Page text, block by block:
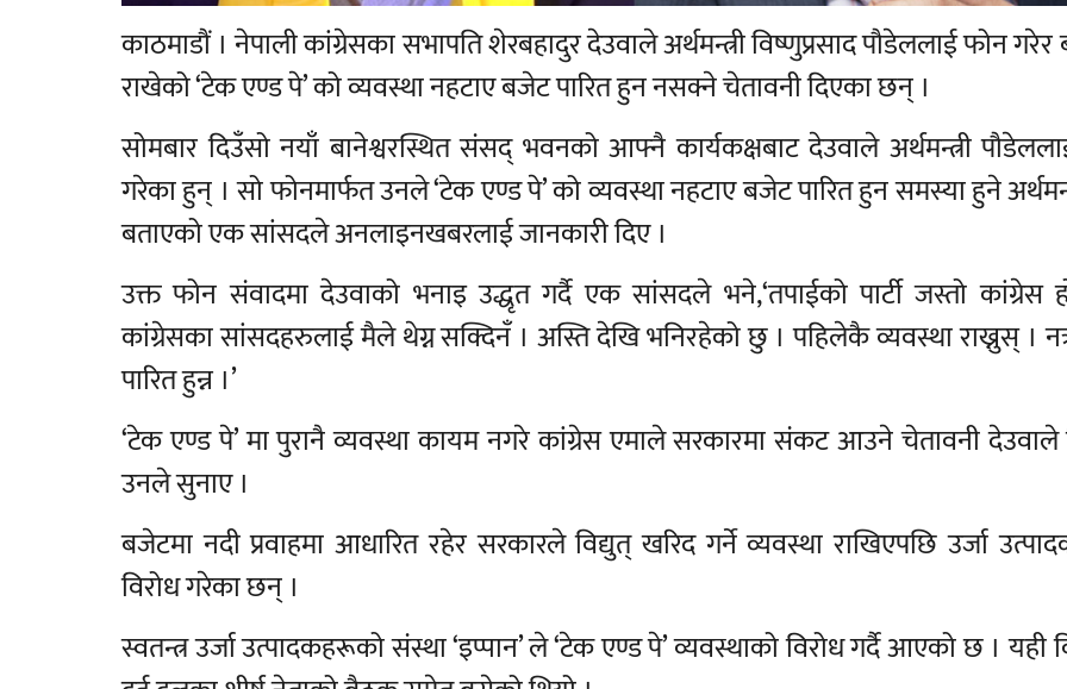
काठमाडौं । नेपाली कांग्रेसका सभापति शेरबहादुर देउवाले अर्थमन्त्री विष्णुप्रसाद पौडेललाई फोन
राखेको ‘टेक एण्ड पे’ को व्यवस्था नहटाए बजेट पारित हुन नसक्ने चेतावनी दिएका छन् ।
सोमबार दिउँसो नयाँ बानेश्वरस्थित संसद् भवनको आफ्नै कार्यकक्षबाट देउवाले अर्थमन्त्री
गरेका हुन् । सो फोनमार्फत उनले ‘टेक एण्ड पे’ को व्यवस्था नहटाए बजेट पारित हुन समस्या हुने
बताएको एक सांसदले अनलाइनखबरलाई जानकारी दिए ।
उक्त फोन संवादमा देउवाको भनाइ उद्धृत गर्दै एक सांसदले भने,‘तपाईको पार्टी जस्तो कांग्रेस
कांग्रेसका सांसदहरुलाई मैले थेग्न सक्दिनँ । अस्ति देखि भनिरहेको छु । पहिलेकै व्यवस्था राख्नुस् ।
पारित हुन्न ।’
‘टेक एण्ड पे’ मा पुरानै व्यवस्था कायम नगरे कांग्रेस एमाले सरकारमा संकट आउने चेतावनी देउवाले
उनले सुनाए ।
बजेटमा नदी प्रवाहमा आधारित रहेर सरकारले विद्युत् खरिद गर्ने व्यवस्था राखिएपछि उर्जा
विरोध गरेका छन् ।
स्वतन्त्र उर्जा उत्पादकहरूको संस्था ‘इप्पान’ ले ‘टेक एण्ड पे’ व्यवस्थाको विरोध गर्दै आएको छ । यही